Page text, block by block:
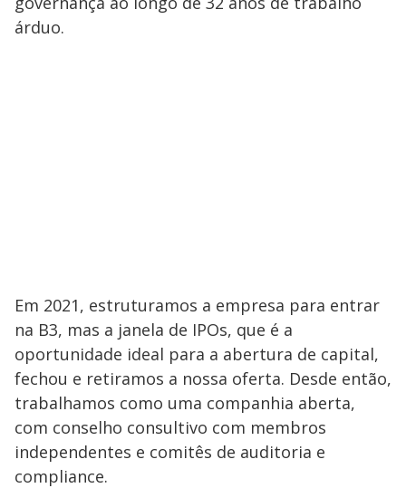
árduo.
Em 2021, estruturamos a empresa para entrar
na B3, mas a janela de IPOs, que é a
oportunidade ideal para a abertura de capital,
fechou e retiramos a nossa oferta. Desde então,
trabalhamos como uma companhia aberta,
com conselho consultivo com membros
independentes e comitês de auditoria e
compliance.